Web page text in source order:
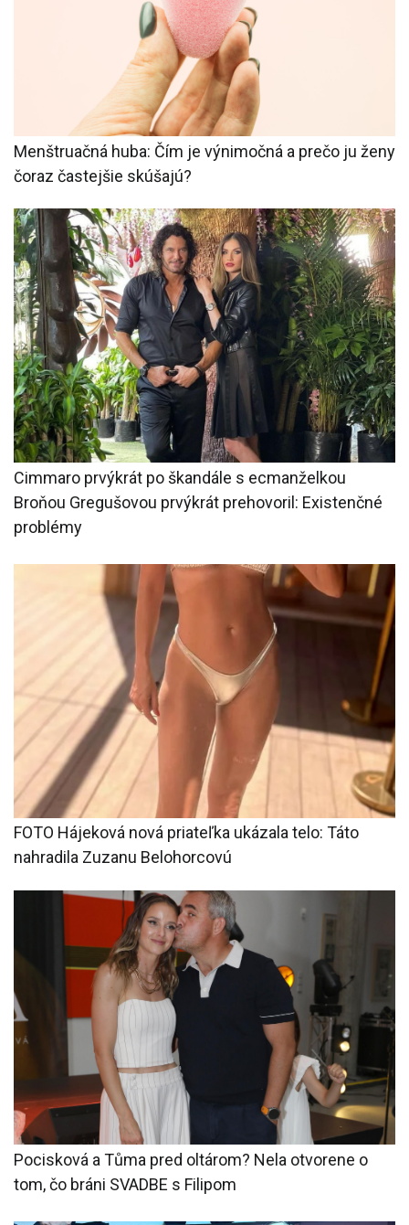
Menštruačná huba: Čím je výnimočná a prečo ju ženy
čoraz častejšie skúšajú?
Cimmaro prvýkrát po škandále s ecmanželkou
Broňou Gregušovou prvýkrát prehovoril: Existenčné
problémy
FOTO Hájeková nová priateľka ukázala telo: Táto
nahradila Zuzanu Belohorcovú
Pocisková a Tůma pred oltárom? Nela otvorene o
tom, čo bráni SVADBE s Filipom